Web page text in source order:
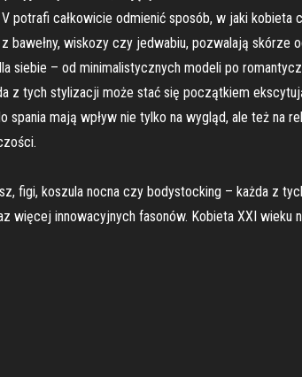
potrafi całkowicie odmienić sposób, w jaki kobieta
wiskozy czy jedwabiu, pozwalają skórze
siebie – od minimalistycznych modeli po
z tych stylizacji może stać się początkiem
mają wpływ nie tylko na wygląd, ale też na
figi, koszula nocna czy bodystocking – każda z
innowacyjnych fasonów. Kobieta XXI wieku